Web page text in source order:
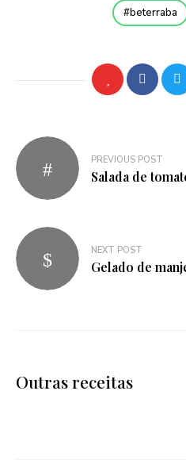
beterraba
Navegação
de
artigos
PREVIOUS POST
Salada de
NEXT POST
Gelado de
Outras receitas